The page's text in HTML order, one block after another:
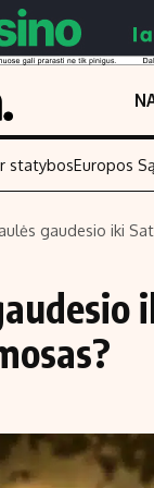
Finansai
Žemės ūkis
Laisvalaikis
statybosEuropos
gaudesio iki